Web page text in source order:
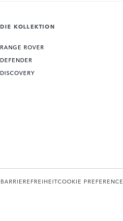
DIE KOLLEKTION
RANGE ROVER
DEFENDER
DISCOVERY
BARRIEREFREIHEITCOOKIE PREFERENCE